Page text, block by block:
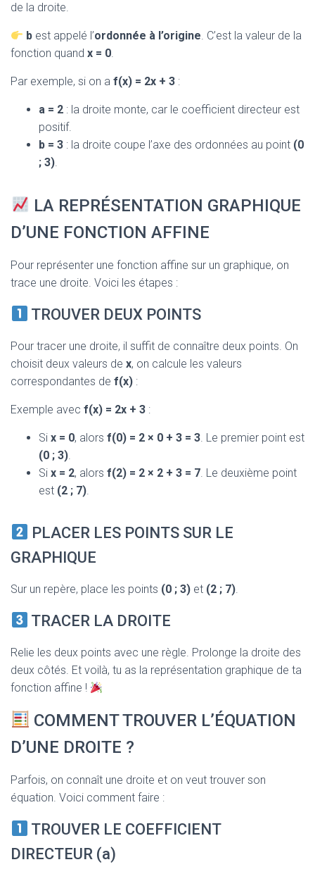
de la droite.
b est appelé l’ordonnée à l’origine. C’est la valeur de la
fonction quand x = 0.
Par exemple, si on a f(x) = 2x + 3 :
a = 2 : la droite monte, car le coefficient directeur est
positif.
b = 3 : la droite coupe l’axe des ordonnées au point (0
; 3).
LA REPRÉSENTATION GRAPHIQUE
D’UNE FONCTION AFFINE
Pour représenter une fonction affine sur un graphique, on
trace une droite. Voici les étapes :
TROUVER DEUX POINTS
Pour tracer une droite, il suffit de connaître deux points. On
choisit deux valeurs de x, on calcule les valeurs
correspondantes de f(x) :
Exemple avec f(x) = 2x + 3 :
Si x = 0, alors f(0) = 2 × 0 + 3 = 3. Le premier point est
(0 ; 3).
Si x = 2, alors f(2) = 2 × 2 + 3 = 7. Le deuxième point
est (2 ; 7).
PLACER LES POINTS SUR LE
GRAPHIQUE
Sur un repère, place les points (0 ; 3) et (2 ; 7).
TRACER LA DROITE
Relie les deux points avec une règle. Prolonge la droite des
deux côtés. Et voilà, tu as la représentation graphique de ta
fonction affine !
COMMENT TROUVER L’ÉQUATION
D’UNE DROITE ?
Parfois, on connaît une droite et on veut trouver son
équation. Voici comment faire :
TROUVER LE COEFFICIENT
DIRECTEUR (a)